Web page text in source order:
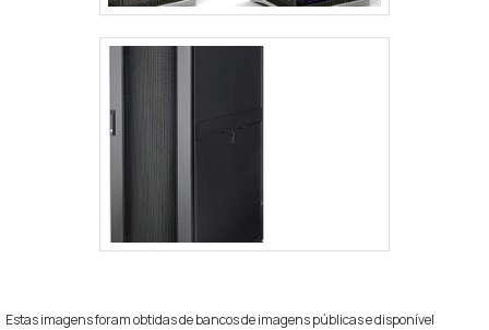
Estas imagens foram obtidas de bancos de imagens públicas e disponível